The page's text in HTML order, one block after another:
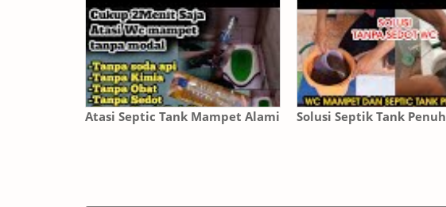
Atasi Septic Tank Mampet Alami Solusi Septik Tank Penuh